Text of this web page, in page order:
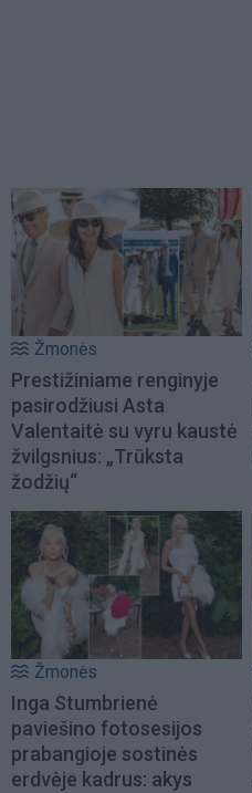
Žmonės
Prestižiniame renginyje
pasirodžiusi Asta
Valentaitė su vyru kaustė
žvilgsnius: „Trūksta
žodžių“
Žmonės
Inga Stumbrienė
paviešino fotosesijos
prabangioje sostinės
erdvėje kadrus: akys